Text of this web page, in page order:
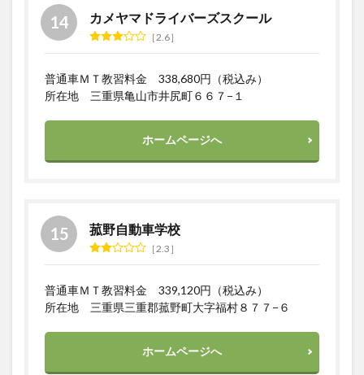
カメヤマドライバーズスクール
2.6
普通車ＭＴ教習料金 338,680円（税込み）
所在地 三重県亀山市井尻町６６７−１
ホームページへ
菰野自動車学校
2.3
普通車ＭＴ教習料金 339,120円（税込み）
所在地 三重県三重郡菰野町大字福村８７７−６
ホームページへ